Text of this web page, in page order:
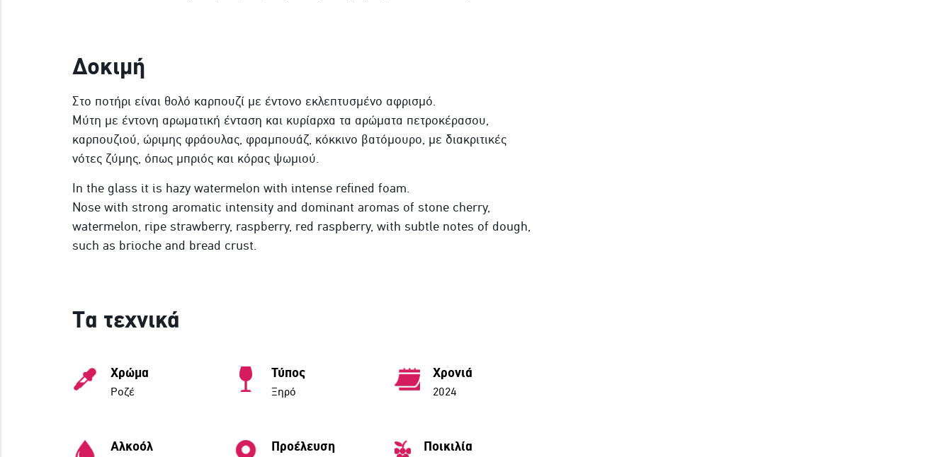
Δοκιμή
Στο ποτήρι είναι θολό καρπουζί με έντονο εκλεπτυσμένο αφρισμό.
Μύτη με έντονη αρωματική ένταση και κυρίαρχα τα αρώματα πετροκέρασου,
καρπουζιού, ώριμης φράουλας, φραμπουάζ, κόκκινο βατόμουρο, με διακριτικές
νότες ζύμης, όπως μπριός και κόρας ψωμιού.
In the glass it is hazy watermelon with intense refined foam.
Nose with strong aromatic intensity and dominant aromas of stone cherry,
watermelon, ripe strawberry, raspberry, red raspberry, with subtle notes of dough,
such as brioche and bread crust.
Τα τεχνικά
Χρώμα
Ροζέ
Τύπος
Ξηρό
Χρονιά
2024
Αλκοόλ Προέλευση Ποικιλία